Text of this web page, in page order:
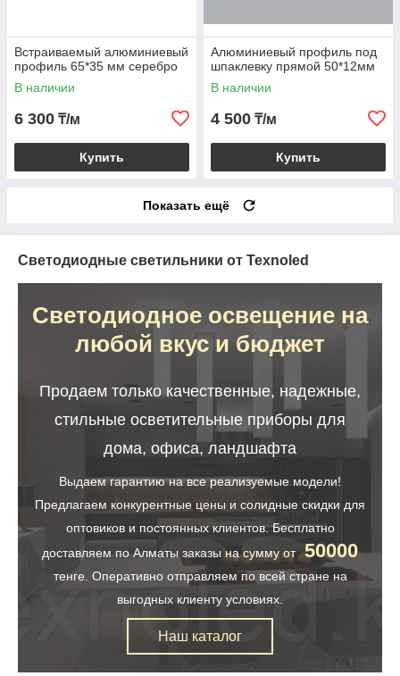
Встраиваемый алюминиевый
профиль 65*35 мм серебро
В наличии
6 300 ₸/м
Купить
Алюминиевый профиль под
шпаклевку прямой 50*12мм
В наличии
4 500 ₸/м
Купить
Показать ещё
Светодиодные светильники от Texnoled
Светодиодное освещение на
любой вкус и бюджет
Продаем только качественные, надежные,
стильные осветительные приборы для
дома, офиса, ландшафта
Выдаем гарантию на все реализуемые модели!
Предлагаем конкурентные цены и солидные скидки для
оптовиков и постоянных клиентов. Бесплатно
доставляем по Алматы заказы на сумму от50000
тенге. Оперативно отправляем по всей стране на
выгодных клиенту условиях.
Наш каталог